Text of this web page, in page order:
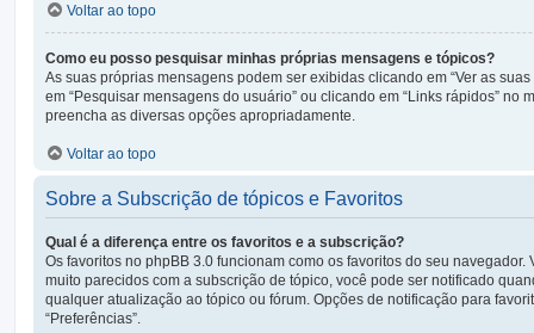
Voltar ao topo
Como eu posso pesquisar minhas próprias mensagens e tópicos?
As suas próprias mensagens podem ser exibidas clicando em “Ver as
em “Pesquisar mensagens do usuário” ou clicando em “Links rápidos”
preencha as diversas opções apropriadamente.
Voltar ao topo
Sobre a Subscrição de tópicos e Favoritos
Qual é a diferença entre os favoritos e a subscrição?
Os favoritos no phpBB 3.0 funcionam como os favoritos do seu
muito parecidos com a subscrição de tópico, você pode ser notificado
qualquer atualização ao tópico ou fórum. Opções de notificação para
“Preferências”.